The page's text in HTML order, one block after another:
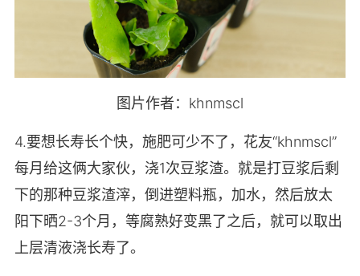
图片作者：khnmscl
4.要想长寿长个快，施肥可少不了，花友“khnmscl”
每月给这俩大家伙，浇1次豆浆渣。就是打豆浆后剩
下的那种豆浆渣滓，倒进塑料瓶，加水，然后放太
阳下晒2-3个月，等腐熟好变黑了之后，就可以取出
上层清液浇长寿了。